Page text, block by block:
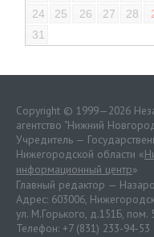
24
25 26 27 28
31
Copyright © 1999—2026
агентство "Нижний
Учредитель —
Нижегородской области «
информационный центр»
Главный редактор —
Адрес: 603006,
ул. М.Горького, д.151Б, пом.
Телефон: +7 (831) 233-94-53